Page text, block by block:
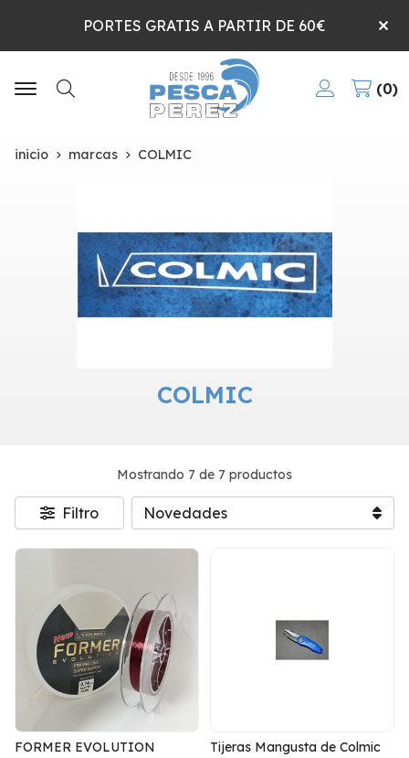
PORTES GRATIS A PARTIR DE 60€
Buscar
0
inicio marcas COLMIC
COLMIC
Mostrando 7 de 7 productos
Filtro
FORMER EVOLUTION Tijeras Mangusta de Colmic